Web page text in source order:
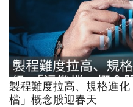
製程難度拉高、規格進
檔」概念股迎春天